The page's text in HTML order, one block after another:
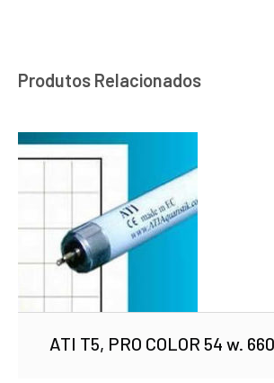
Produtos Relacionados
ATI T5, PRO COLOR 54 w.